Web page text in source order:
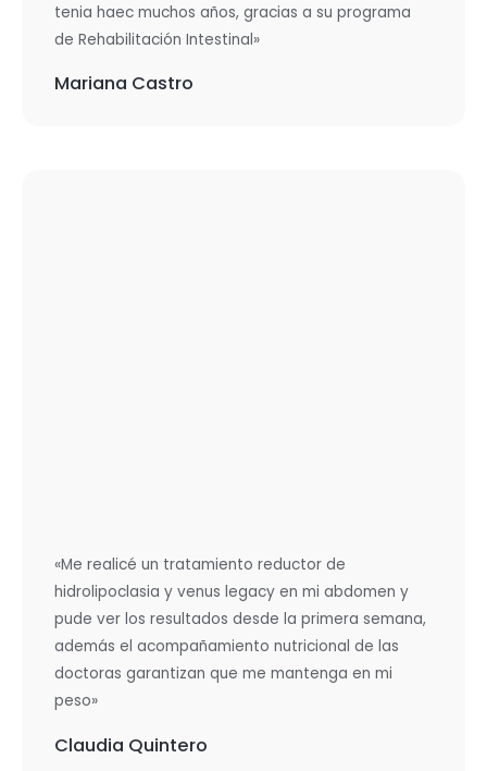
tenia haec muchos años, gracias a su programa
de Rehabilitación Intestinal»
Mariana Castro
«Me realicé un tratamiento reductor de
hidrolipoclasia y venus legacy en mi abdomen y
pude ver los resultados desde la primera semana,
además el acompañamiento nutricional de las
doctoras garantizan que me mantenga en mi
peso»
Claudia Quintero